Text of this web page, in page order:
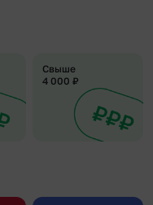
Свыше
4 000 ₽